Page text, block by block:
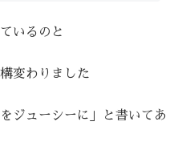
いるのと
変わりました
ジューシーに」と書いてあ